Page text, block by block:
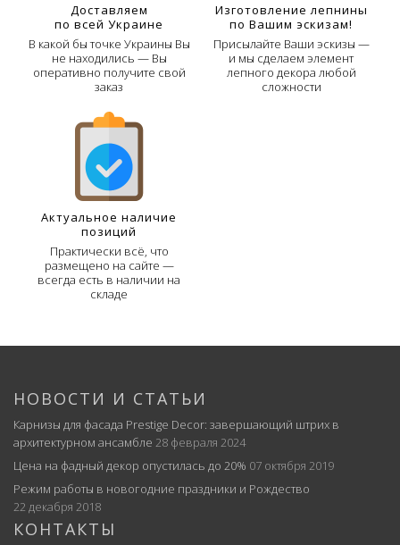
Доставляем
по всей Украине
В какой бы точке Украины Вы
не находились — Вы
оперативно получите свой
заказ
Изготовление лепнины
по Вашим эскизам!
Присылайте Ваши эскизы —
и мы сделаем элемент
лепного декора любой
сложности
Актуальное наличие
позиций
Практически всё, что
размещено на сайте —
всегда есть в наличии на
складе
НОВОСТИ И СТАТЬИ
Карнизы для фасада Prestige Decor: завершающий штрих в
архитектурном ансамбле 28 февраля 2024
Цена на фадный декор опустилась до 20% 07 октября 2019
Режим работы в новогодние праздники и Рождество
22 декабря 2018
КОНТАКТЫ